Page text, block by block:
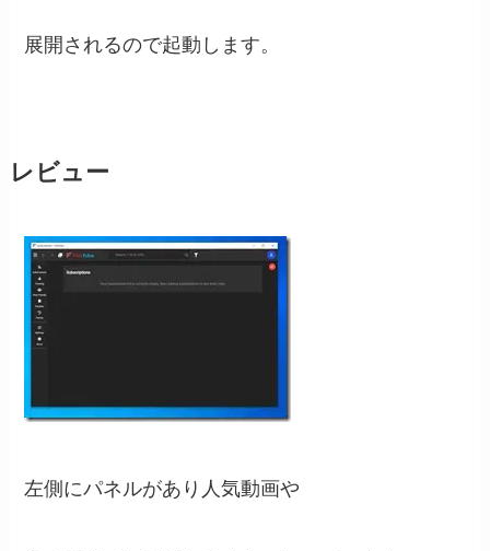
展開されるので起動します。
レビュー
左側にパネルがあり人気動画や